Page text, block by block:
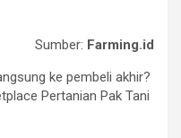
Sumber: Farming.id
ke pembeli akhir?
Pertanian Pak Tani